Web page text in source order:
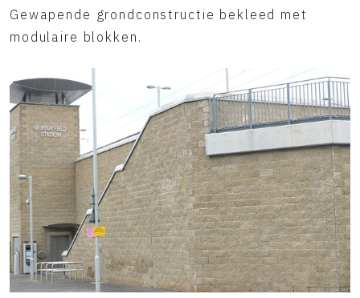
Gewapende grondconstructie bekleed met
modulaire blokken.